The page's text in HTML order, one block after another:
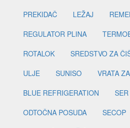
PREKIDAČ
LEŽAJ
REGULATOR PLINA
ROTALOK
SREDSTVO ZA
ULJE
SUNISO
VRATA
BLUE REFRIGERATION
SER
ODTOČNA POSUDA
SECOP